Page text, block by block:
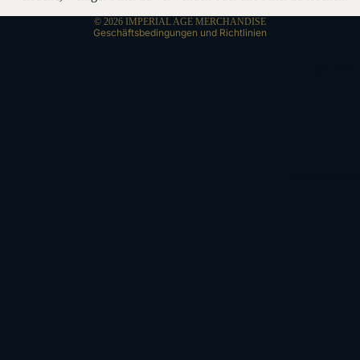
S
© 2026 IMPERIAL AGE MERCHANDISE
Geschäftsbedingungen und Richtlinien